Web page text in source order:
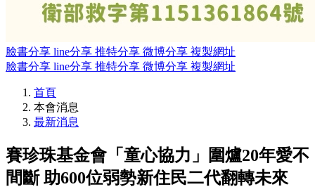
臉書分享 line分享 推特分享 微博分享 複製網址
臉書分享 line分享 推特分享 微博分享 複製網址
首頁
本會消息
最新消息
賽珍珠基金會「童心協力」圍爐20年愛不
間斷 助600位弱勢新住民二代翻轉未來